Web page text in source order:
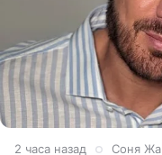
2 часа назад Соня